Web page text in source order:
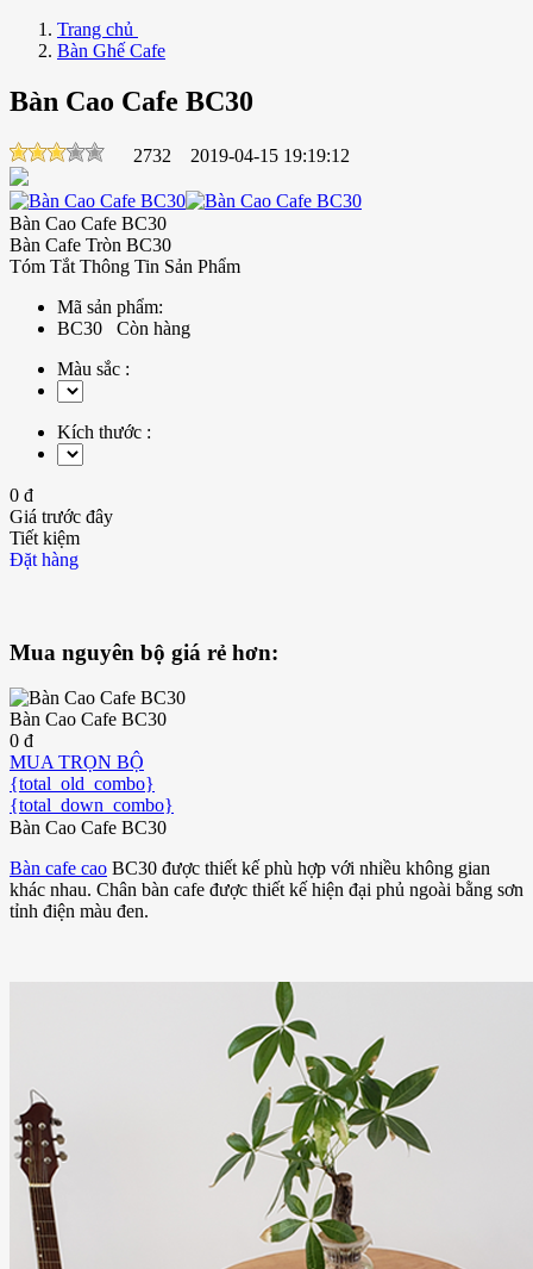
Trang chủ
Bàn Ghế Cafe
Bàn Cao Cafe BC30
2732 2019-04-15 19:19:12
Bàn Cao Cafe BC30
Bàn Cafe Tròn BC30
Tóm Tắt Thông Tin Sản Phẩm
Mã sản phẩm:
BC30 Còn hàng
Màu sắc :
Kích thước :
0 đ
Giá trước đây
Tiết kiệm
Đặt hàng
Mua nguyên bộ giá rẻ hơn:
Bàn Cao Cafe BC30
0 đ
MUA TRỌN BỘ
{total_old_combo}
{total_down_combo}
Bàn Cao Cafe BC30
Bàn cafe cao BC30 được thiết kế phù hợp với nhiều không gian
khác nhau. Chân bàn cafe được thiết kế hiện đại phủ ngoài bằng sơn
tỉnh điện màu đen.